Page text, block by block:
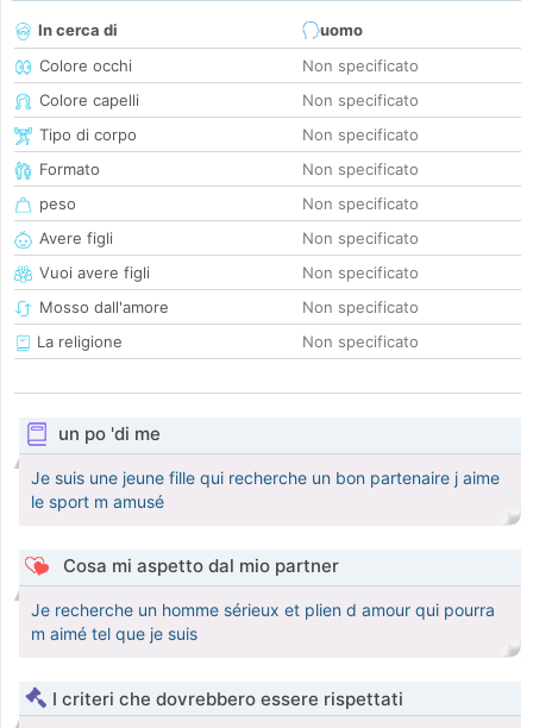
In cerca di
uomo
Colore occhi
Non specificato
Colore capelli
Non specificato
Tipo di corpo
Non specificato
Formato
Non specificato
peso
Non specificato
Avere figli
Non specificato
Vuoi avere figli
Non specificato
Mosso dall'amore
Non specificato
La religione
Non specificato
un po 'di me
Je suis une jeune fille qui recherche un bon partenaire j aime
le sport m amusé
Cosa mi aspetto dal mio partner
Je recherche un homme sérieux et plien d amour qui pourra
m aimé tel que je suis
I criteri che dovrebbero essere rispettati